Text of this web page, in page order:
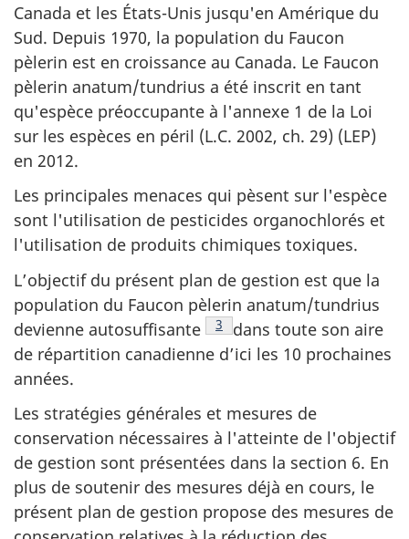
Canada et les États-Unis jusqu'en Amérique du
Sud. Depuis 1970, la population du Faucon
pèlerin est en croissance au Canada. Le Faucon
pèlerin anatum/tundrius a été inscrit en tant
qu'espèce préoccupante à l'annexe 1 de la Loi
sur les espèces en péril (L.C. 2002, ch. 29) (LEP)
en 2012.
Les principales menaces qui pèsent sur l'espèce
sont l'utilisation de pesticides organochlorés et
l'utilisation de produits chimiques toxiques.
L’objectif du présent plan de gestion est que la
population du Faucon pèlerin anatum/tundrius
devienne autosuffisante
Note
3 de bas de page
dans toute son aire
de répartition canadienne d’ici les 10 prochaines
années.
Les stratégies générales et mesures de
conservation nécessaires à l'atteinte de l'objectif
de gestion sont présentées dans la section 6. En
plus de soutenir des mesures déjà en cours, le
présent plan de gestion propose des mesures de